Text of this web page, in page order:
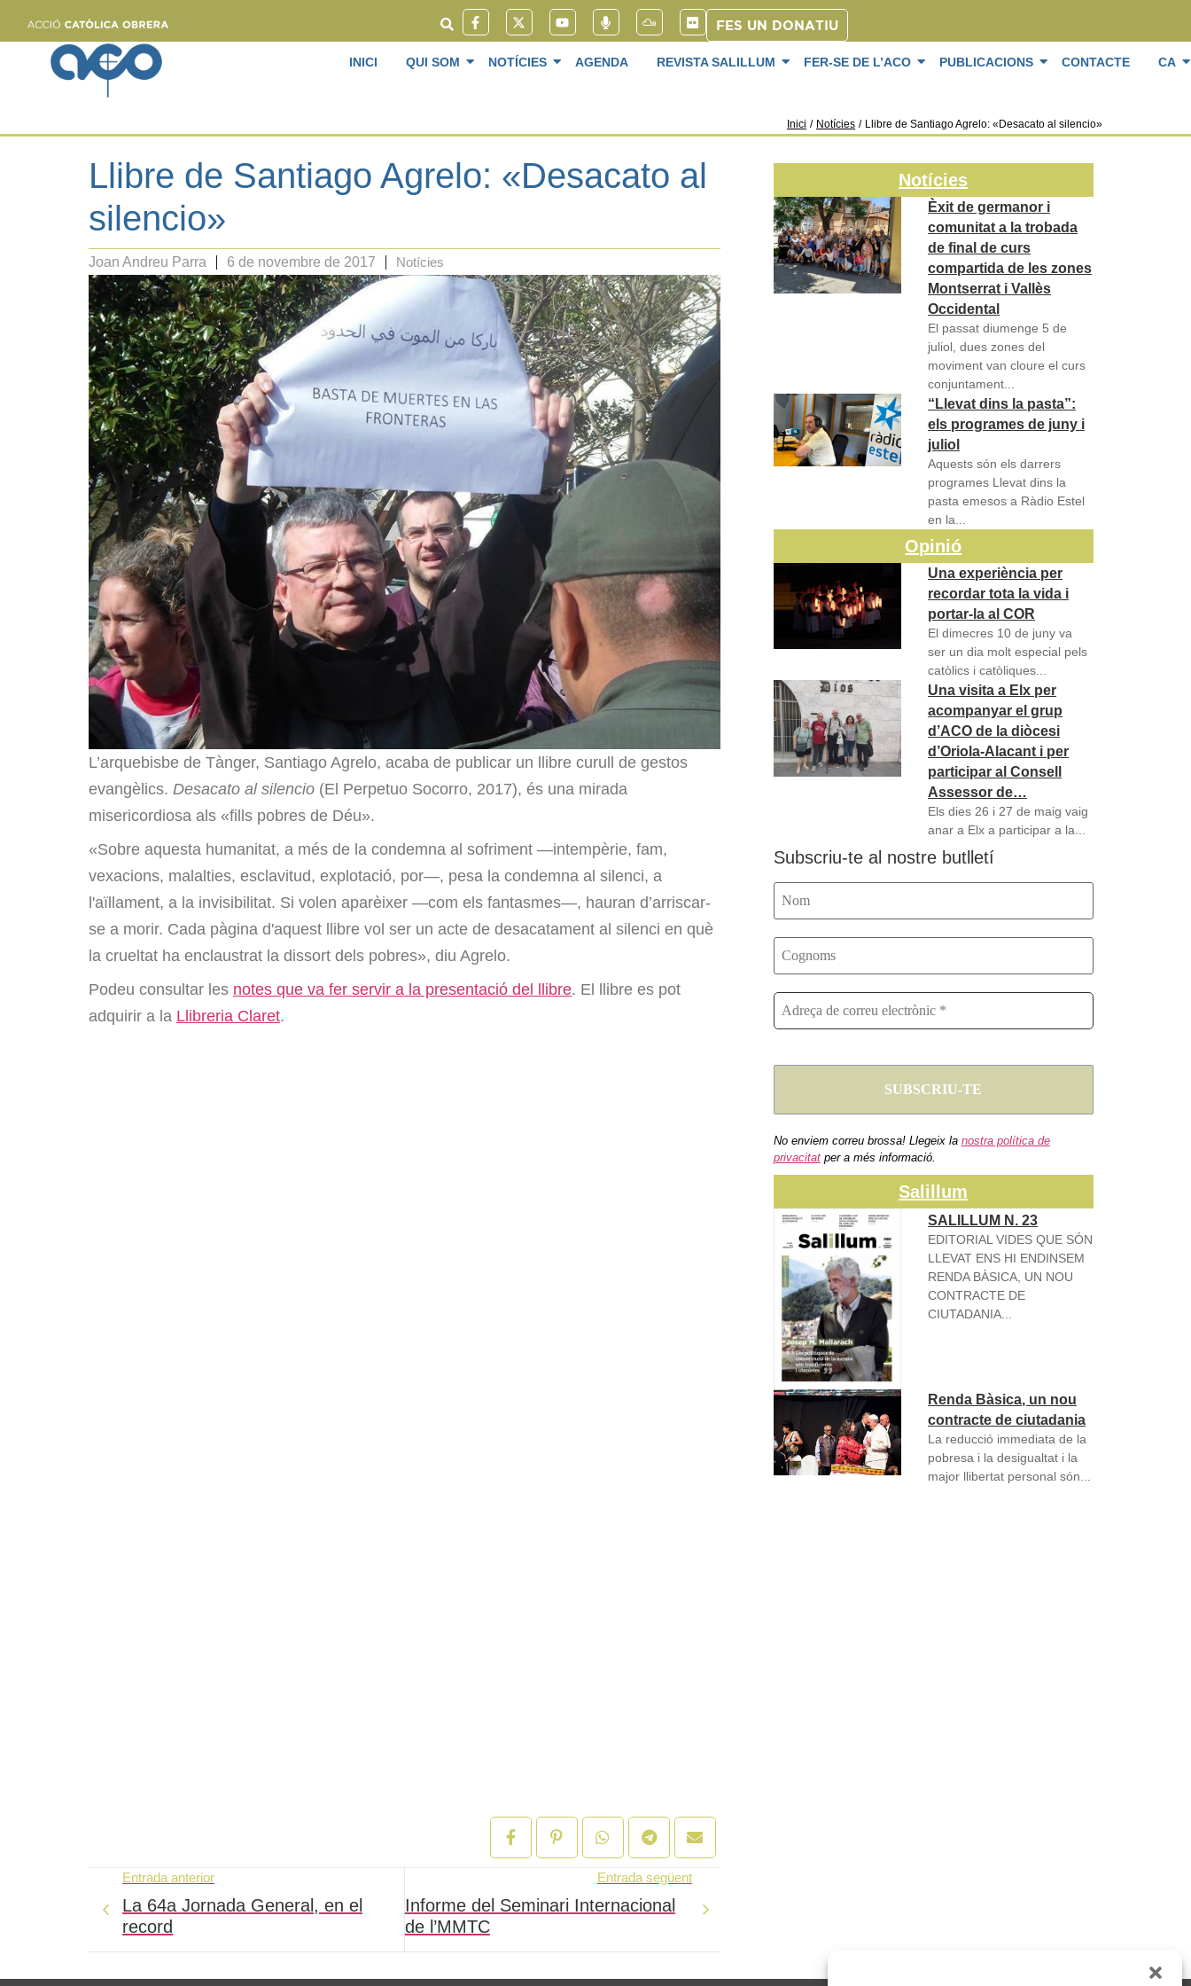
FES UN DONATIU
INICI QUI SOM NOTÍCIES AGENDA REVISTA SALILLUM FER-SE DE L’ACO PUBLICACIONS CONTACTE CA
Inici / Notícies / Llibre de Santiago Agrelo: «Desacato al silencio»
Llibre de Santiago Agrelo: «Desacato al
silencio»
Joan Andreu Parra 6 de novembre de 2017 Notícies
L’arquebisbe de Tànger, Santiago Agrelo, acaba de publicar un llibre curull de gestos
evangèlics. Desacato al silencio (El Perpetuo Socorro, 2017), és una mirada
misericordiosa als «fills pobres de Déu».
«Sobre aquesta humanitat, a més de la condemna al sofriment —intempèrie, fam,
vexacions, malalties, esclavitud, explotació, por—, pesa la condemna al silenci, a
l'aïllament, a la invisibilitat. Si volen aparèixer —com els fantasmes—, hauran d’arriscar-
se a morir. Cada pàgina d'aquest llibre vol ser un acte de desacatament al silenci en què
la crueltat ha enclaustrat la dissort dels pobres», diu Agrelo.
Podeu consultar les notes que va fer servir a la presentació del llibre. El llibre es pot
adquirir a la Llibreria Claret.
Entrada anterior
La 64a Jornada General, en el
record
Entrada següent
Informe del Seminari Internacional
de l’MMTC
Notícies
Èxit de germanor i
comunitat a la trobada
de final de curs
compartida de les zones
Montserrat i Vallès
Occidental
El passat diumenge 5 de
juliol, dues zones del
moviment van cloure el curs
conjuntament...
“Llevat dins la pasta”:
els programes de juny i
juliol
Aquests són els darrers
programes Llevat dins la
pasta emesos a Ràdio Estel
en la...
Opinió
Una experiència per
recordar tota la vida i
portar-la al COR
El dimecres 10 de juny va
ser un dia molt especial pels
catòlics i catòliques...
Una visita a Elx per
acompanyar el grup
d’ACO de la diòcesi
d’Oriola-Alacant i per
participar al Consell
Assessor de…
Els dies 26 i 27 de maig vaig
anar a Elx a participar a la...
Subscriu-te al nostre butlletí
No enviem correu brossa! Llegeix la nostra política de
privacitatper a més informació.
Salillum
SALILLUM N. 23
EDITORIAL VIDES QUE SÓN
LLEVAT ENS HI ENDINSEM
RENDA BÀSICA, UN NOU
CONTRACTE DE
CIUTADANIA...
Renda Bàsica, un nou
contracte de ciutadania
La reducció immediata de la
pobresa i la desigualtat i la
major llibertat personal són...